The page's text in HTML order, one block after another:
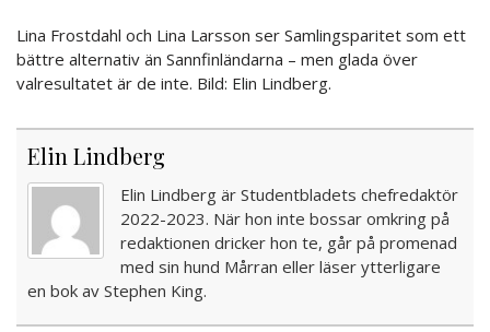
Lina Frostdahl och Lina Larsson ser Samlingsparitet som ett
bättre alternativ än Sannfinländarna – men glada över
valresultatet är de inte. Bild: Elin Lindberg.
Elin Lindberg
Elin Lindberg är Studentbladets chefredaktör
2022-2023. När hon inte bossar omkring på
redaktionen dricker hon te, går på promenad
med sin hund Mårran eller läser ytterligare
en bok av Stephen King.